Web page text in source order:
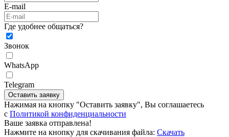
E-mail
Где удобнее общаться?
Звонок
WhatsApp
Telegram
Оставить заявку
Нажимая на кнопку "Оставить заявку", Вы соглашаетесь
c Политикой конфиденциальности
Ваше заявка отправлена!
Нажмите на кнопку для скачивания файла: Скачать